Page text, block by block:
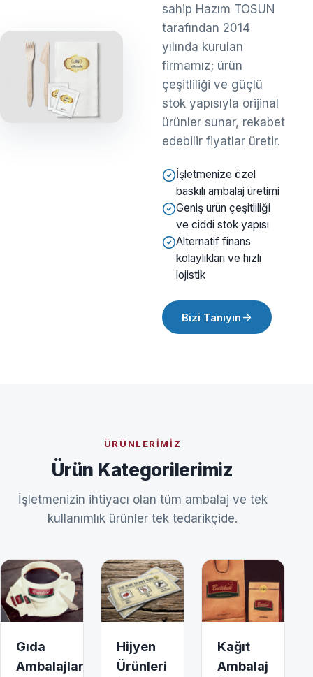
sahip Hazım TOSUN
tarafından 2014
yılında kurulan
firmamız; ürün
çeşitliliği ve güçlü
stok yapısıyla orijinal
ürünler sunar, rekabet
edebilir fiyatlar üretir.
İşletmenize özel
baskılı ambalaj üretimi
Geniş ürün çeşitliliği
ve ciddi stok yapısı
Alternatif finans
kolaylıkları ve hızlı
lojistik
Bizi Tanıyın
ÜRÜNLERIMIZ
Ürün Kategorilerimiz
İşletmenizin ihtiyacı olan tüm ambalaj ve tek
kullanımlık ürünler tek tedarikçide.
Gıda
Ambalajları
Hijyen
Ürünleri
Kağıt
Ambalaj